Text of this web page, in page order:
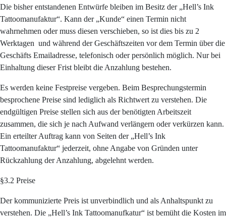
Die bisher entstandenen Entwürfe bleiben im Besitz der „Hell’s Ink
Tattoomanufaktur“. Kann der „Kunde“ einen Termin nicht
wahrnehmen oder muss diesen verschieben, so ist dies bis zu 2
Werktagen und während der Geschäftszeiten vor dem Termin über die
Geschäfts Emailadresse, telefonisch oder persönlich möglich. Nur bei
Einhaltung dieser Frist bleibt die Anzahlung bestehen.
Es werden keine Festpreise vergeben. Beim Besprechungstermin
besprochene Preise sind lediglich als Richtwert zu verstehen. Die
endgültigen Preise stellen sich aus der benötigten Arbeitszeit
zusammen, die sich je nach Aufwand verlängern oder verkürzen kann.
Ein erteilter Auftrag kann von Seiten der „Hell’s Ink
Tattoomanufaktur“ jederzeit, ohne Angabe von Gründen unter
Rückzahlung der Anzahlung, abgelehnt werden.
§3.2 Preise
Der kommunizierte Preis ist unverbindlich und als Anhaltspunkt zu
verstehen. Die „Hell’s Ink Tattoomanufkatur“ ist bemüht die Kosten im